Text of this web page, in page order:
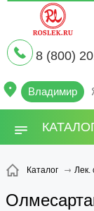
8 (800)
Владимир
Каталог Лек.